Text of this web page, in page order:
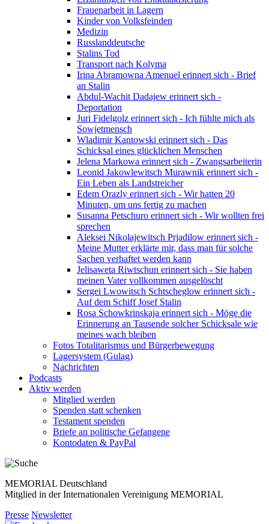
Frauenarbeit in Lagern
Kinder von Volksfeinden
Medizin
Russlanddeutsche
Stalins Tod
Transport nach Kolyma
Irina Abramowna Amenuel erinnert sich - Brief
an Stalin
Abdul-Wachit Dadajew erinnert sich -
Deportation
Juri Fidelgolz erinnert sich - Ich fühlte mich als
Sowjetmensch
Wladimir Kantowski erinnert sich - Das
Schicksal eines glücklichen Menschen
Jelena Markowa erinnert sich - Zwangsarbeiterin
Leonid Jakowlewitsch Murawnik erinnert sich -
Ein Leben als Landstreicher
Edem Orazly erinnert sich - Wir hatten 20
Minuten, um uns fertig zu machen
Susanna Petschuro erinnert sich - Wir wollten frei
sprechen
Aleksei Nikolajewitsch Prjadilow erinnert sich -
Meine Mutter erklärte mir, dass man für solche
Sachen verhaftet werden kann
Jelisaweta Riwtschun erinnert sich - Sie haben
meinen Vater vollkommen ausgelöscht
Sergei Lwowitsch Schtscheglow erinnert sich -
Auf dem Schiff Josef Stalin
Rosa Schowkrinskaja erinnert sich - Möge die
Erinnerung an Tausende solcher Schicksale wie
meines wach bleiben
Fotos Totalitarismus und Bürgerbewegung
Lagersystem (Gulag)
Nachrichten
Podcasts
Aktiv werden
Mitglied werden
Spenden statt schenken
Testament spenden
Briefe an politische Gefangene
Kontodaten & PayPal
MEMORIAL Deutschland
Mitglied in der Internationalen Vereinigung MEMORIAL
Presse Newsletter